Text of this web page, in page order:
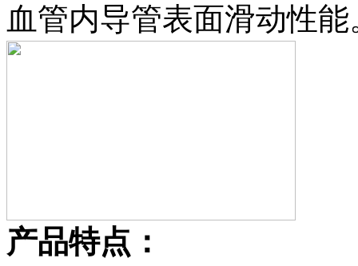
血管内导管表面滑动性能
产品特点：